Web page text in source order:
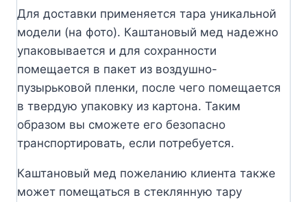
Для доставки применяется тара уникальной
модели (на фото). Каштановый мед надежно
упаковывается и для сохранности
помещается в пакет из воздушно-
пузырьковой пленки, после чего помещается
в твердую упаковку из картона. Таким
образом вы сможете его безопасно
транспортировать, если потребуется.
Каштановый мед пожеланию клиента также
может помещаться в стеклянную тару